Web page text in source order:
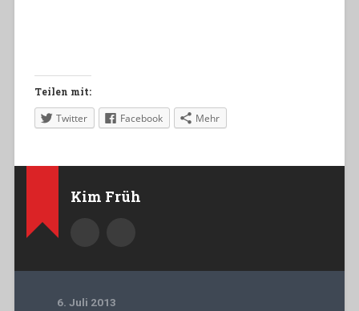
Teilen mit:
Twitter Facebook Mehr
Kim Früh
6. Juli 2013